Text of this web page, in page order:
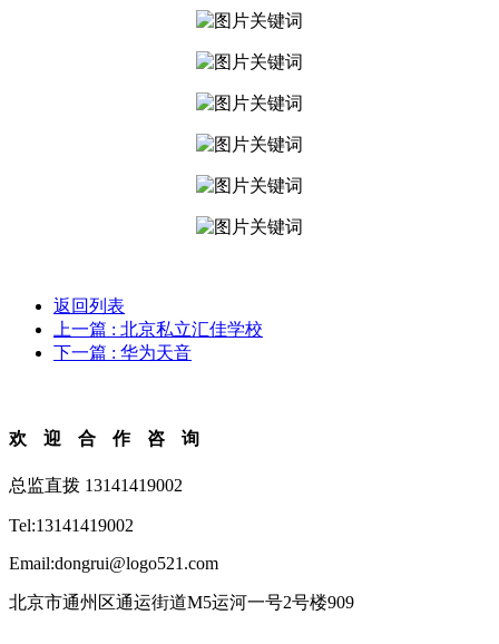
返回列表
上一篇 : 北京私立汇佳学校
下一篇 : 华为天音
欢迎合作咨询
总监直拨 13141419002
Tel:13141419002
Email:dongrui@logo521.com
北京市通州区通运街道M5运河一号2号楼909